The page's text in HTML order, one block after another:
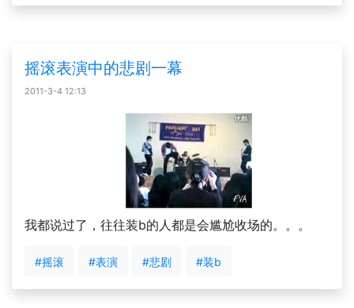
摇滚表演中的悲剧一幕
2011-3-4 12:13
我都说过了，往往装b的人都是会尴尬收场的。。。
#摇滚 #表演 #悲剧 #装b